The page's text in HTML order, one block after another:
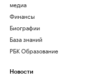
медиа
Финансы
Биографии
База знаний
РБК Образование
Новости